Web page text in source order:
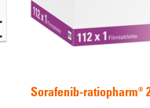
Sorafenib-ratiopharm®